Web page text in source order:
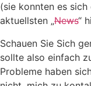
(sie konnten es sich
aktuellsten „News“
Schauen Sie Sich
sollte also einfach
Probleme haben